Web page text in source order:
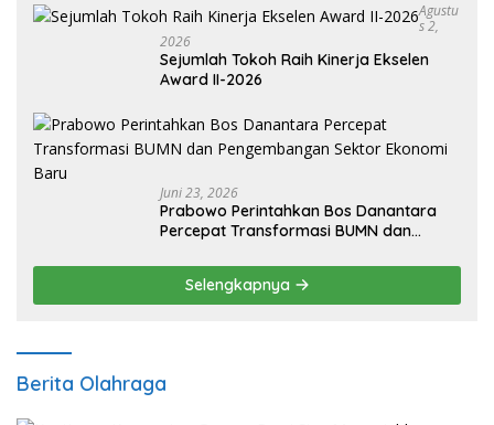
Agustu
S 2,
2026
Sejumlah Tokoh Raih Kinerja Ekselen
Award II-2026
Juni 23, 2026
Prabowo Perintahkan Bos Danantara
Percepat Transformasi BUMN dan
Selengkapnya
Berita Olahraga